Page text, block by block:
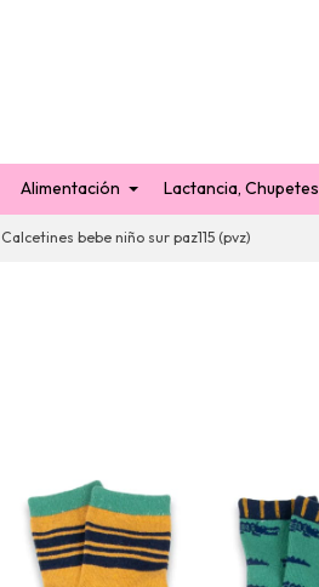
Alimentación Lactancia, Chupetes
Calcetines bebe niño sur paz115 (pvz)